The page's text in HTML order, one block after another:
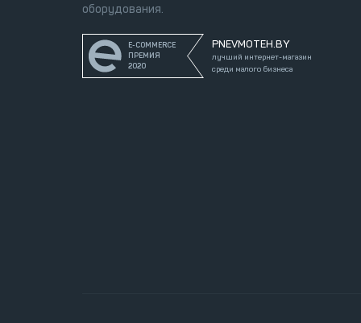
оборудования.
E-COMMERCE
ПРЕМИЯ
2020
PNEVMOTEH.BY
лучший интернет-магазин
среди малого бизнеса